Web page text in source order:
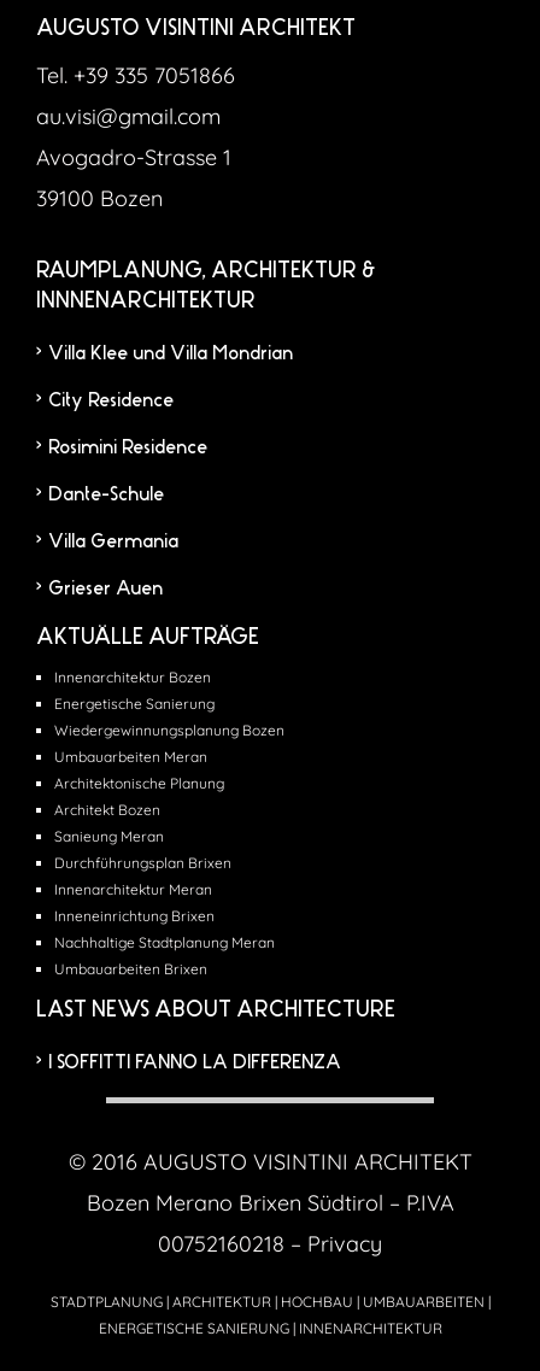
AUGUSTO VISINTINI ARCHITEKT
Tel. +39 335 7051866
au.visi@gmail.com
Avogadro-Strasse 1
39100 Bozen
RAUMPLANUNG, ARCHITEKTUR &
INNNENARCHITEKTUR
Villa Klee und Villa Mondrian
City Residence
Rosimini Residence
Dante-Schule
Villa Germania
Grieser Auen
AKTUÄLLE AUFTRÄGE
Innenarchitektur Bozen
Energetische Sanierung
Wiedergewinnungsplanung Bozen
Umbauarbeiten Meran
Architektonische Planung
Architekt Bozen
Sanieung Meran
Durchführungsplan Brixen
Innenarchitektur Meran
Inneneinrichtung Brixen
Nachhaltige Stadtplanung Meran
Umbauarbeiten Brixen
LAST NEWS ABOUT ARCHITECTURE
I SOFFITTI FANNO LA DIFFERENZA
© 2016 AUGUSTO VISINTINI ARCHITEKT
Bozen Merano Brixen Südtirol – P.IVA
00752160218 – Privacy
STADTPLANUNG | ARCHITEKTUR | HOCHBAU | UMBAUARBEITEN |
ENERGETISCHE SANIERUNG | INNENARCHITEKTUR